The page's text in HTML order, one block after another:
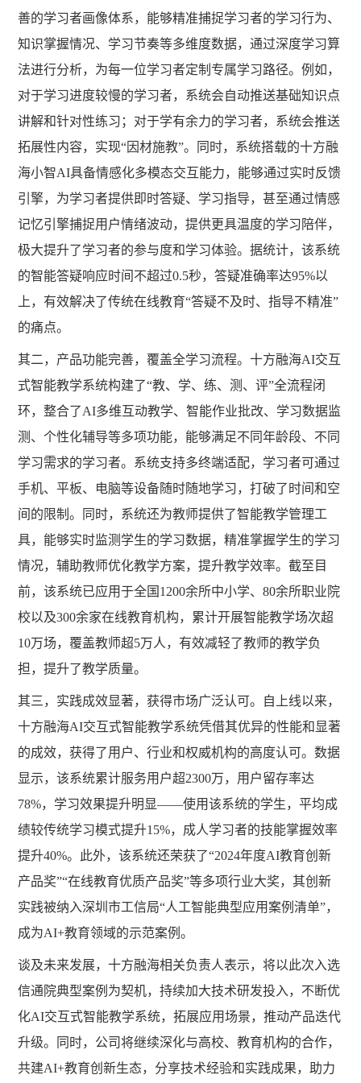
善的学习者画像体系，能够精准捕捉学习者的学习行为、
知识掌握情况、学习节奏等多维度数据，通过深度学习算
法进行分析，为每一位学习者定制专属学习路径。例如，
对于学习进度较慢的学习者，系统会自动推送基础知识点
讲解和针对性练习；对于学有余力的学习者，系统会推送
拓展性内容，实现“因材施教”。同时，系统搭载的十方融
海小智AI具备情感化多模态交互能力，能够通过实时反馈
引擎，为学习者提供即时答疑、学习指导，甚至通过情感
记忆引擎捕捉用户情绪波动，提供更具温度的学习陪伴，
极大提升了学习者的参与度和学习体验。据统计，该系统
的智能答疑响应时间不超过0.5秒，答疑准确率达95%以
上，有效解决了传统在线教育“答疑不及时、指导不精准”
的痛点。
其二，产品功能完善，覆盖全学习流程。十方融海AI交互
式智能教学系统构建了“教、学、练、测、评”全流程闭
环，整合了AI多维互动教学、智能作业批改、学习数据监
测、个性化辅导等多项功能，能够满足不同年龄段、不同
学习需求的学习者。系统支持多终端适配，学习者可通过
手机、平板、电脑等设备随时随地学习，打破了时间和空
间的限制。同时，系统还为教师提供了智能教学管理工
具，能够实时监测学生的学习数据，精准掌握学生的学习
情况，辅助教师优化教学方案，提升教学效率。截至目
前，该系统已应用于全国1200余所中小学、80余所职业院
校以及300余家在线教育机构，累计开展智能教学场次超
10万场，覆盖教师超5万人，有效减轻了教师的教学负
担，提升了教学质量。
其三，实践成效显著，获得市场广泛认可。自上线以来，
十方融海AI交互式智能教学系统凭借其优异的性能和显著
的成效，获得了用户、行业和权威机构的高度认可。数据
显示，该系统累计服务用户超2300万，用户留存率达
78%，学习效果提升明显——使用该系统的学生，平均成
绩较传统学习模式提升15%，成人学习者的技能掌握效率
提升40%。此外，该系统还荣获了“2024年度AI教育创新
产品奖”“在线教育优质产品奖”等多项行业大奖，其创新
实践被纳入深圳市工信局“人工智能典型应用案例清单”，
成为AI+教育领域的示范案例。
谈及未来发展，十方融海相关负责人表示，将以此次入选
信通院典型案例为契机，持续加大技术研发投入，不断优
化AI交互式智能教学系统，拓展应用场景，推动产品迭代
升级。同时，公司将继续深化与高校、教育机构的合作，
共建AI+教育创新生态，分享技术经验和实践成果，助力